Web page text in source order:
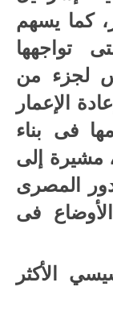
كما يسهم
تواجهها
لجزء من
الإعمار
فى بناء
مشيرة إلى
المصرى
فى
الأكثر